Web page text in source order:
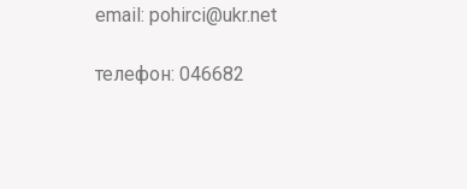
email: pohirci@ukr.net
телефон: 046682